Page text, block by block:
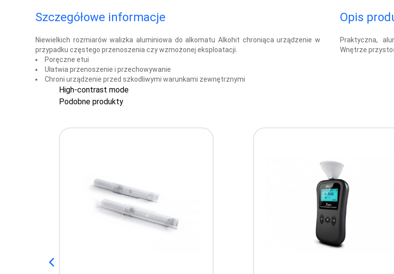
Szczegółowe informacje
Niewielkich rozmiarów walizka aluminiowa do alkomatu Alkohit chroniąca urządzenie w
przypadku częstego przenoszenia czy wzmożonej eksploatacji.
Poręczne etui
Ułatwia przenoszenie i przechowywanie
Chroni urządzenie przed szkodliwymi warunkami zewnętrznymi
Opis
Praktyczna,
Wnętrze
High-contrast mode
Podobne produkty